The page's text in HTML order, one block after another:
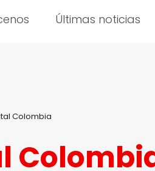
Últimas noticias
Colombia